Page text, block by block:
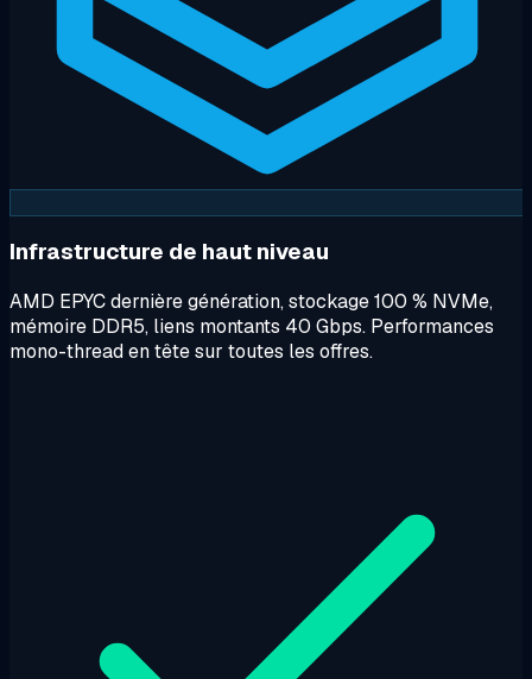
Infrastructure de haut niveau
AMD EPYC dernière génération, stockage 100 % NVMe,
mémoire DDR5, liens montants 40 Gbps. Performances
mono-thread en tête sur toutes les offres.